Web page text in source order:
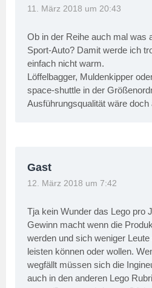
11. März 2018 um 20:43
Ob in der Reihe auch mal was
Sport-Auto? Damit werde ich
einfach nicht warm.
Löffelbagger, Muldenkipper
space-shuttle in der
Ausführungsqualität wäre
Gast
12. März 2018 um 7:42
Tja kein Wunder das Lego pro
Gewinn macht wenn die
werden und sich weniger
leisten können oder wollen.
wegfällt müssen sich die
auch in den anderen Lego